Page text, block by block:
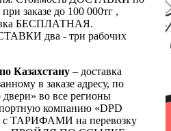
заказе до 100 000тг ,
БЕСПЛАТНАЯ.
два - три рабочих
Казахстану – доставка
в заказе адресу, по
во все регионы
компанию «DPD
с ТАРИФАМИ на перевозку